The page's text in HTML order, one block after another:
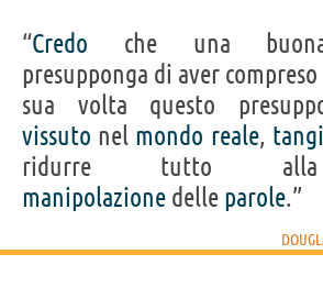
“Credo che una buona
presupponga di aver
sua volta questo
vissuto nel mondo reale,
ridurre tutto alla
manipolazione delle parole.”